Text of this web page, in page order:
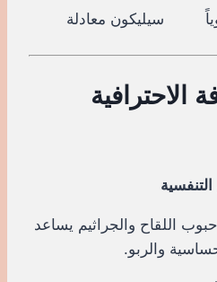
سيليكون معادلة
الاحترافية
وحبوب اللقاح والجراثيم يساعد
والربو.